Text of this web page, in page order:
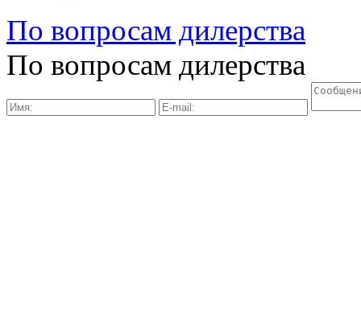
По вопросам дилерства
По вопросам дилерства